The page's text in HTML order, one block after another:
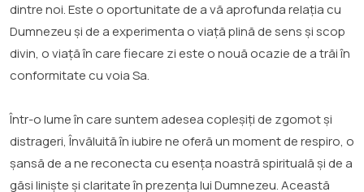
dintre noi. Este o oportunitate de a vă aprofunda relația cu
Dumnezeu și de a experimenta o viață plină de sens și scop
divin, o viață în care fiecare zi este o nouă ocazie de a trăi în
conformitate cu voia Sa.
Într-o lume în care suntem adesea copleșiți de zgomot și
distrageri, Învăluită în iubire ne oferă un moment de respiro, o
șansă de a ne reconecta cu esența noastră spirituală și de a
găsi liniște și claritate în prezența lui Dumnezeu. Această